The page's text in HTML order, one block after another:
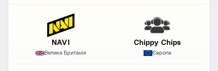
NAVI
Велика Британія
Chippy Chips
Європа